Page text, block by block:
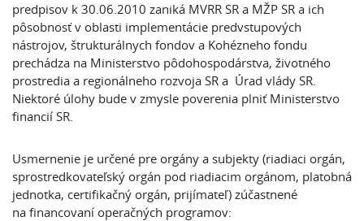
predpisov k 30.06.2010 zaniká MVRR SR a MŽP SR a ich
pôsobnosť v oblasti implementácie predvstupových
nástrojov, štrukturálnych fondov a Kohézneho fondu
prechádza na Ministerstvo pôdohospodárstva, životného
prostredia a regionálneho rozvoja SR a Úrad vlády SR.
Niektoré úlohy bude v zmysle poverenia plniť Ministerstvo
financií SR.
Usmernenie je určené pre orgány a subjekty (riadiaci orgán,
sprostredkovateľský orgán pod riadiacim orgánom, platobná
jednotka, certifikačný orgán, prijímateľ) zúčastnené
na financovaní operačných programov: